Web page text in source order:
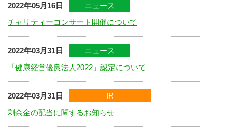
2022年05月16日
ニュース
チャリティーコンサート開催について
2022年03月31日
ニュース
「健康経営優良法人2022」認定について
2022年03月31日
IR
剰余金の配当に関するお知らせ